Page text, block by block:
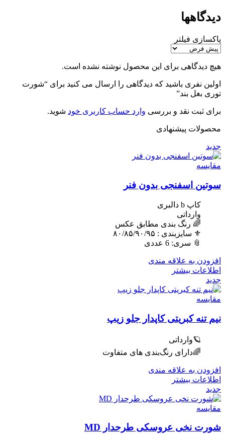
دیدگاهها
پاکسازی فیلتر
هیچ دیدگاهی برای این محصول نوشته نشده است.
اولین نفری باشید که دیدگاهی را ارسال می کنید برای “شورت
توری بغل بند”
برای ثبت نقد و بررسی وارد حساب کاربری خود شوید.
محصولات پیشنهادی
جدید
مقایسه
سوتین اسفنجی بدون فنر
کاپ b دالبری
وارداتی
🌈 رنگ بندی مطابق عکس
⚜️ سایزبندی : ٨٠/٨۵/٩٠/٩۵
📎 سری: 6 عددی
افزودن به علاقه مندی
اطلاعات بیشتر
جدید
مقایسه
نیم تنه کبریتی کاپدار جلو زیپ
🪐وارداتی
🌈دارای رنگ‌بندی های متفاوت
افزودن به علاقه مندی
اطلاعات بیشتر
جدید
مقایسه
شورت نخی عروسکی طرحدار MD